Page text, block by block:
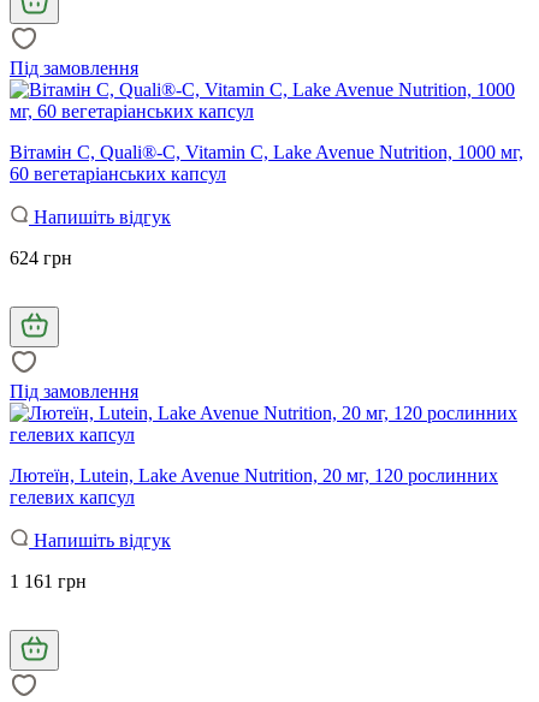
Під замовлення
Вітамін C, Quali®-C, Vitamin C, Lake Avenue Nutrition, 1000 мг,
60 вегетаріанських капсул
Напишіть відгук
624 грн
Під замовлення
Лютеїн, Lutein, Lake Avenue Nutrition, 20 мг, 120 рослинних
гелевих капсул
Напишіть відгук
1 161 грн